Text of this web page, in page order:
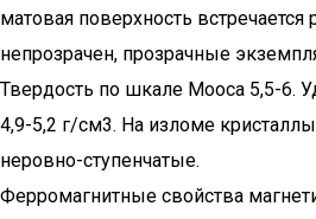
матовая поверхность
непрозрачен, прозрачные
Твердость по шкале Мооса 5,5-6.
4,9-5,2 г/см3. На изломе
неровно-ступенчатые.
Ферромагнитные свойства